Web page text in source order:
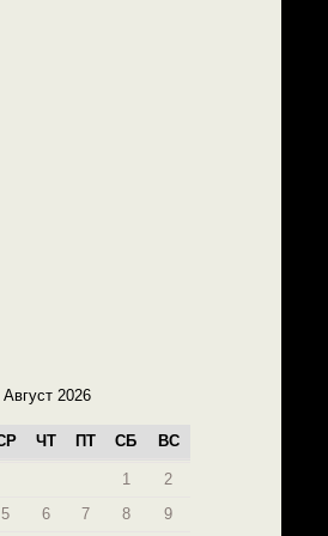
Август 2026
ЧТ ПТ СБ ВС
1
2
5 6 7 8
9